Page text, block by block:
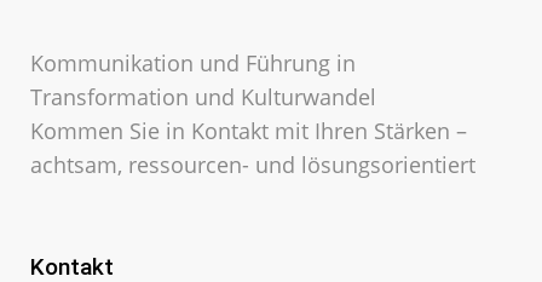
Kommunikation und Führung in
Transformation und Kulturwandel
Kommen Sie in Kontakt mit Ihren Stärken –
achtsam, ressourcen- und lösungsorientiert
Kontakt